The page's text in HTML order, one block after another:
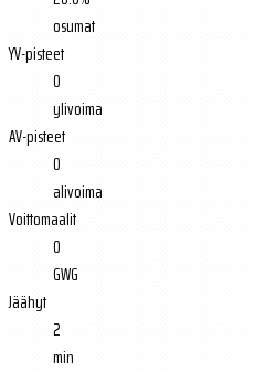
osumat
YV-pisteet
0
ylivoima
AV-pisteet
0
alivoima
Voittomaalit
0
GWG
Jäähyt
2
min